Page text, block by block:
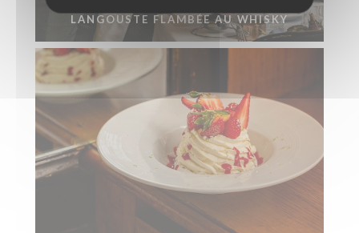
LANGOUSTE FLAMBÉE AU WHISKY